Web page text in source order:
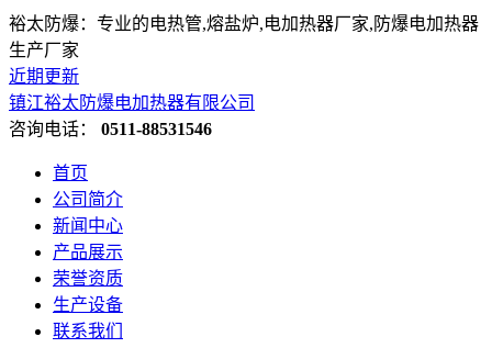
裕太防爆：专业的电热管,熔盐炉,电加热器厂家,防爆电加热器
生产厂家
近期更新
镇江裕太防爆电加热器有限公司
咨询电话： 0511-88531546
首页
公司简介
新闻中心
产品展示
荣誉资质
生产设备
联系我们